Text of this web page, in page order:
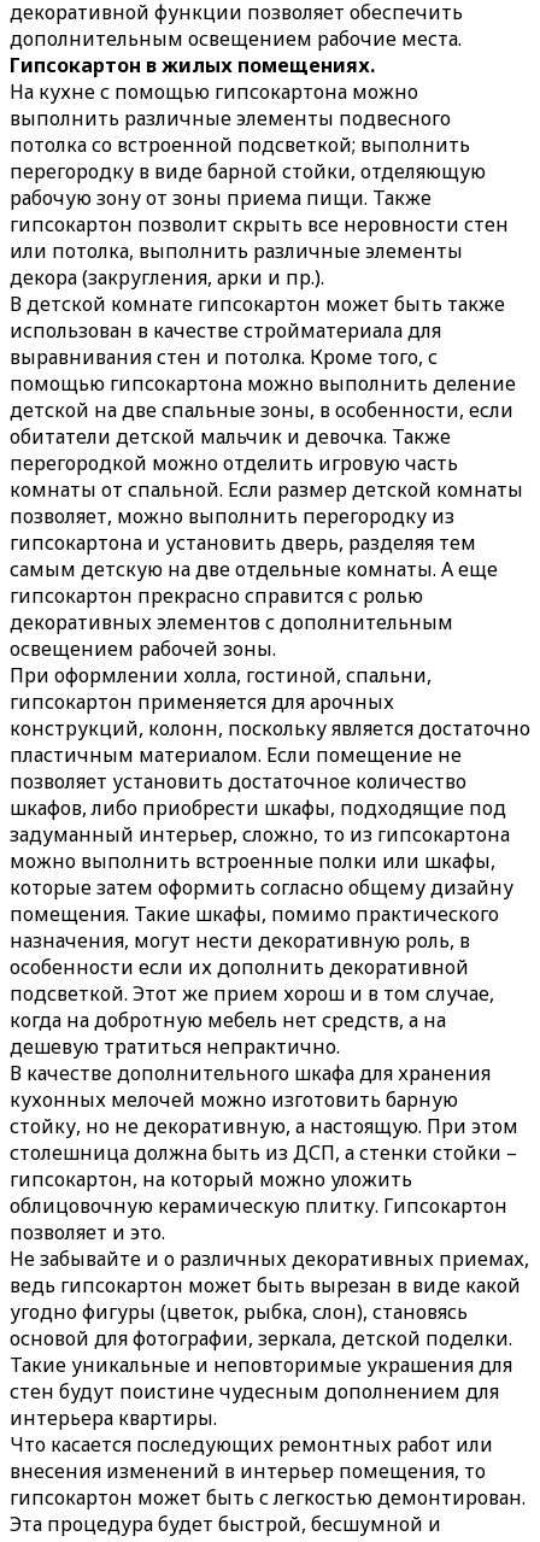
декоративной функции позволяет обеспечить
дополнительным освещением рабочие места.
Гипсокартон в жилых помещениях.
На кухне с помощью гипсокартона можно
выполнить различные элементы подвесного
потолка со встроенной подсветкой; выполнить
перегородку в виде барной стойки, отделяющую
рабочую зону от зоны приема пищи. Также
гипсокартон позволит скрыть все неровности стен
или потолка, выполнить различные элементы
декора (закругления, арки и пр.).
В детской комнате гипсокартон может быть также
использован в качестве стройматериала для
выравнивания стен и потолка. Кроме того, с
помощью гипсокартона можно выполнить деление
детской на две спальные зоны, в особенности, если
обитатели детской мальчик и девочка. Также
перегородкой можно отделить игровую часть
комнаты от спальной. Если размер детской комнаты
позволяет, можно выполнить перегородку из
гипсокартона и установить дверь, разделяя тем
самым детскую на две отдельные комнаты. А еще
гипсокартон прекрасно справится с ролью
декоративных элементов с дополнительным
освещением рабочей зоны.
При оформлении холла, гостиной, спальни,
гипсокартон применяется для арочных
конструкций, колонн, поскольку является достаточно
пластичным материалом. Если помещение не
позволяет установить достаточное количество
шкафов, либо приобрести шкафы, подходящие под
задуманный интерьер, сложно, то из гипсокартона
можно выполнить встроенные полки или шкафы,
которые затем оформить согласно общему дизайну
помещения. Такие шкафы, помимо практического
назначения, могут нести декоративную роль, в
особенности если их дополнить декоративной
подсветкой. Этот же прием хорош и в том случае,
когда на добротную мебель нет средств, а на
дешевую тратиться непрактично.
В качестве дополнительного шкафа для хранения
кухонных мелочей можно изготовить барную
стойку, но не декоративную, а настоящую. При этом
столешница должна быть из ДСП, а стенки стойки –
гипсокартон, на который можно уложить
облицовочную керамическую плитку. Гипсокартон
позволяет и это.
Не забывайте и о различных декоративных приемах,
ведь гипсокартон может быть вырезан в виде какой
угодно фигуры (цветок, рыбка, слон), становясь
основой для фотографии, зеркала, детской поделки.
Такие уникальные и неповторимые украшения для
стен будут поистине чудесным дополнением для
интерьера квартиры.
Что касается последующих ремонтных работ или
внесения изменений в интерьер помещения, то
гипсокартон может быть с легкостью демонтирован.
Эта процедура будет быстрой, бесшумной и